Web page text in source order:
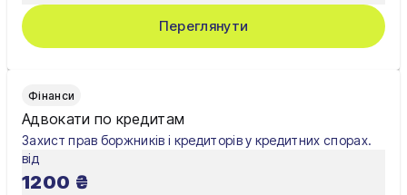
Переглянути
Фінанси
Адвокати по кредитам
Захист прав боржників і кредиторів у кредитних спорах.
від
1200 ₴